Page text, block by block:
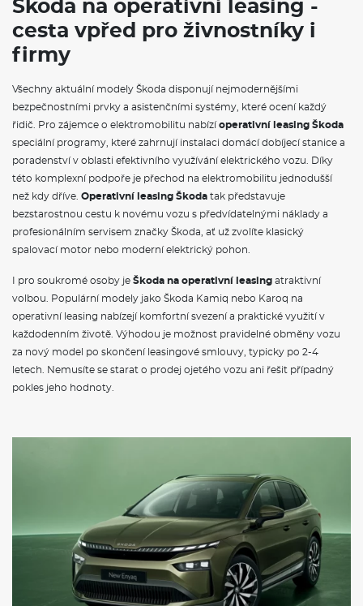
Škoda na operativní leasing -
cesta vpřed pro živnostníky i
firmy
Všechny aktuální modely Škoda disponují nejmodernějšími
bezpečnostními prvky a asistenčními systémy, které ocení každý
řidič. Pro zájemce o elektromobilitu nabízíoperativní leasing Škoda
speciální programy, které zahrnují instalaci domácí dobíjecí stanice a
poradenství v oblasti efektivního využívání elektrického vozu. Díky
této komplexní podpoře je přechod na elektromobilitu jednodušší
než kdy dříve. Operativní leasing Škoda tak představuje
bezstarostnou cestu k novému vozu s předvídatelnými náklady a
profesionálním servisem značky Škoda, ať už zvolíte klasický
spalovací motor nebo moderní elektrický pohon.
I pro soukromé osoby je Škoda na operativní leasing atraktivní
volbou. Populární modely jako Škoda Kamiq nebo Karoq na
operativní leasing nabízejí komfortní svezení a praktické využití v
každodenním životě. Výhodou je možnost pravidelné obměny vozu
za nový model po skončení leasingové smlouvy, typicky po 2-4
letech. Nemusíte se starat o prodej ojetého vozu ani řešit případný
pokles jeho hodnoty.